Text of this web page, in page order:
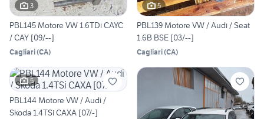
3
PBL145 Motore VW 1.6TDi CAYC
/ CAY [09/--]
Cagliari(CA)
5
PBL139 Motore VW / Audi / Seat
1.6B BSE [03/--]
Cagliari(CA)
5
PBL144 Motore VW / Audi /
Skoda 1.4TSi CAXA [07/-]